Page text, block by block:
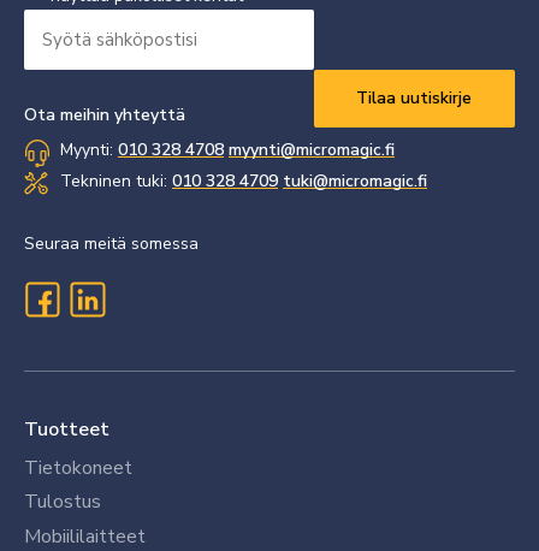
sähköpostisi
Ota meihin yhteyttä
Myynti: 010 328 4708 myynti@micromagic.fi
Tekninen tuki: 010 328 4709 tuki@micromagic.fi
Seuraa meitä somessa
Tuotteet
Tietokoneet
Tulostus
Mobiililaitteet